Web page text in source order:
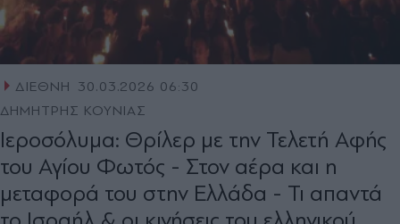
ΔΙΕΘΝΗ
30.03.2026 06:30
ΔΗΜΗΤΡΗΣ ΚΟΥΝΙΑΣ
Ιεροσόλυμα: Θρίλερ με την Τελετή Αφής
του Αγίου Φωτός - Στον αέρα και η
μεταφορά του στην Ελλάδα - Τι απαντά